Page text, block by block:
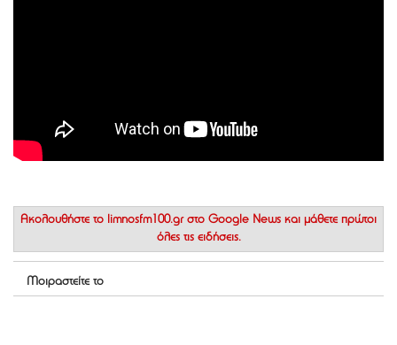
Ακολουθήστε το limnosfm100.gr στο Google News και μάθετε πρώτοι
όλες τις ειδήσεις.
Μοιραστείτε το